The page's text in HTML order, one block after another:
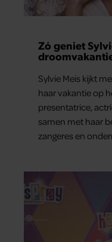
Zó geniet
Sylvie Meis kijkt
haar vakantie op
presentatrice,
samen met haar
zangeres en
bestemming én
voor haar is